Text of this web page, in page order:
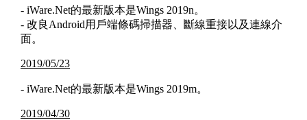
- iWare.Net的最新版本是Wings 2019n。
- 改良Android用戶端條碼掃描器、斷線重接以及連線介
面。
2019/05/23
- iWare.Net的最新版本是Wings 2019m。
2019/04/30